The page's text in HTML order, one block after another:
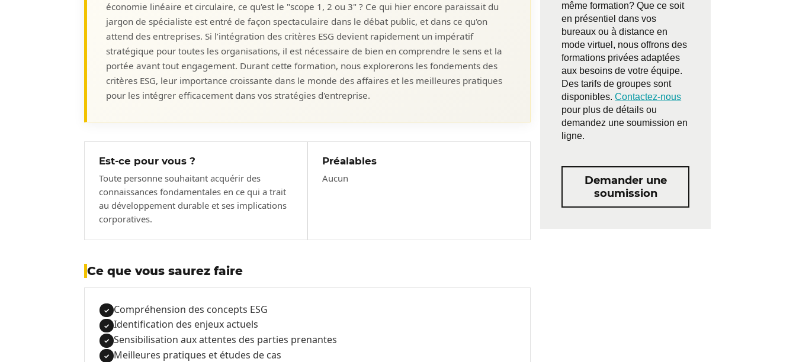
économie linéaire et circulaire, ce qu'est le "scope 1, 2 ou 3" ? Ce qui hier encore paraissait du
jargon de spécialiste est entré de façon spectaculaire dans le débat public, et dans ce qu'on
attend des entreprises. Si l’intégration des critères ESG devient rapidement un impératif
stratégique pour toutes les organisations, il est nécessaire de bien en comprendre le sens et la
portée avant tout engagement. Durant cette formation, nous explorerons les fondements des
critères ESG, leur importance croissante dans le monde des affaires et les meilleures pratiques
pour les intégrer efficacement dans vos stratégies d'entreprise.
Est-ce pour vous ?
Toute personne souhaitant acquérir des
connaissances fondamentales en ce qui a trait
au développement durable et ses implications
corporatives.
Préalables
Aucun
Ce que vous saurez faire
✓ Compréhension des concepts ESG
✓ Identification des enjeux actuels
✓ Sensibilisation aux attentes des parties prenantes
✓ Meilleures pratiques et études de cas
même formation? Que ce soit
en présentiel dans vos
bureaux ou à distance en
mode virtuel, nous offrons des
formations privées adaptées
aux besoins de votre équipe.
Des tarifs de groupes sont
disponibles.Contactez-nous
pour plus de détails ou
demandez une soumission en
ligne.
Demander une
soumission